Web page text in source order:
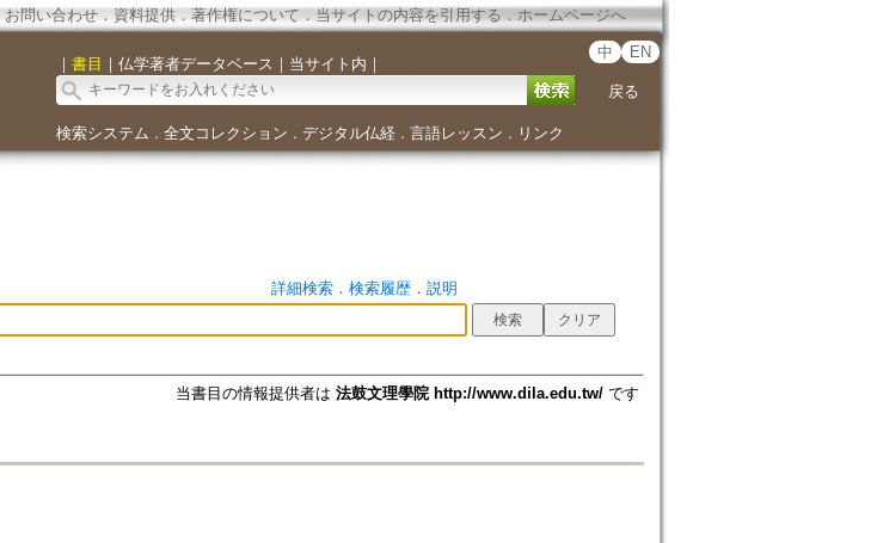
お問い合わせ． 資料提供． 著作権について．当サイトの内容を引用する ． ホームページへ
｜ 書目 ｜ 仏学著者データベース ｜ 当サイト内 ｜
中 EN
戻る
検索システム ． 全文コレクション ． デジタル仏経． 言語レッスン ． リンク
詳細検索． 検索履歴． 説明
当書目の情報提供者は 法鼓文理學院 http://www.dila.edu.tw/です